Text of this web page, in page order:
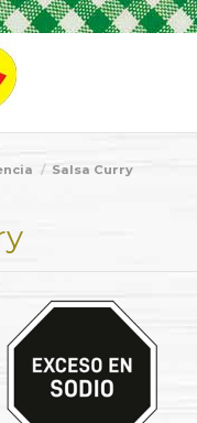
Salsa Curry